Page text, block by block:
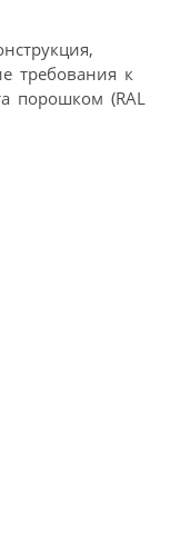
требования к
порошком (RAL